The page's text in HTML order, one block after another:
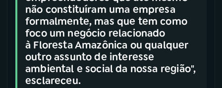
não constituíram uma empresa
formalmente, mas que tem como
foco um negócio relacionado
à Floresta Amazônica ou qualquer
outro assunto de interesse
ambiental e social da nossa região",
esclareceu.